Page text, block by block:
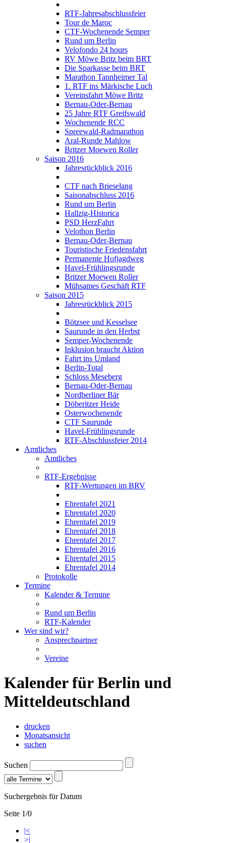
RTF-Jahresabschlussfeier
Tour de Maroc
CTF-Wochenende Semper
Rund um Berlin
Velofondo 24 hours
RV Möwe Britz beim BRT
Die Sparkasse beim BRT
Marathon Tannheimer Tal
1. RTF ins Märkische Luch
Vereinsfahrt Möwe Britz
Bernau-Oder-Bernau
25 Jahre RTF Greifswald
Wochenende RCC
Spreewald-Radmarathon
Aral-Runde Mahlow
Britzer Moewen Roller
Saison 2016
Jahresrückblick 2016
CTF nach Brieselang
Saisonabschluss 2016
Rund um Berlin
Hallzig-Historica
PSD HerzFahrt
Velothon Berlin
Bernau-Oder-Bernau
Touristische Friedensfahrt
Permanente Hofjagdweg
Havel-Frühlingsrunde
Britzer Moewen Roller
Mühsames Geschäft RTF
Saison 2015
Jahresrückblick 2015
Bötzsee und Kesselsee
Saurunde in den Herbst
Semper-Wochenende
Inklusion braucht Aktion
Fahrt ins Umland
Berlin-Total
Schloss Meseberg
Bernau-Oder-Bernau
Nordberliner Bär
Döberitzer Heide
Osterwochenende
CTF Saurunde
Havel-Frühlingsrunde
RTF-Abschlussfeier 2014
Amtliches
Amtliches
RTF-Ergebnisse
RTF-Wertungen im BRV
Ehrentafel 2021
Ehrentafel 2020
Ehrentafel 2019
Ehrentafel 2018
Ehrentafel 2017
Ehrentafel 2016
Ehrentafel 2015
Ehrentafel 2014
Protokolle
Termine
Kalender & Termine
Rund um Berlin
RTF-Kalender
Wer sind wir?
Ansprechpartner
Vereine
Kalender für Berlin und
Mitteldeutschland
drucken
Monatsansicht
suchen
Suchen
Suchergebnis für Datum
Seite 1/0
|<
>|